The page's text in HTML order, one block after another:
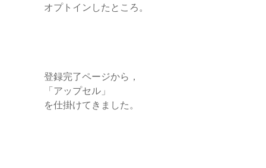
オプトインしたところ。
登録完了ページから，
「アップセル」
を仕掛けてきました。